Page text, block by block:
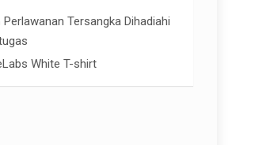
Perlawanan Tersangka Dihadiahi
White T-shirt